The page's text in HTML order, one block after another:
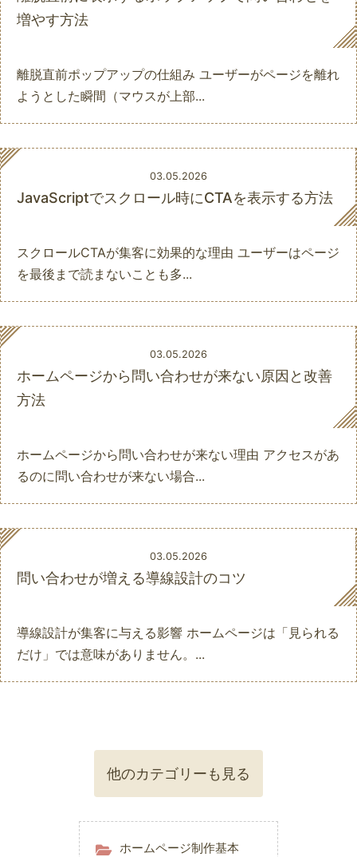
増やす方法
離脱直前ポップアップの仕組み ユーザーがページを離れ
ようとした瞬間（マウスが上部...
03.05.2026
JavaScriptでスクロール時にCTAを表示する方法
スクロールCTAが集客に効果的な理由 ユーザーはページ
を最後まで読まないことも多...
03.05.2026
ホームページから問い合わせが来ない原因と改善
方法
ホームページから問い合わせが来ない理由 アクセスがあ
るのに問い合わせが来ない場合...
03.05.2026
問い合わせが増える導線設計のコツ
導線設計が集客に与える影響 ホームページは「見られる
だけ」では意味がありません。...
他のカテゴリーも見る
ホームページ制作基本